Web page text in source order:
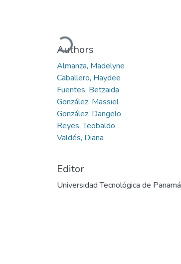
Cargando...
Authors
Almanza, Madelyne
Caballero, Haydee
Fuentes, Betzaida
González, Massiel
González, Dangelo
Reyes, Teobaldo
Valdés, Diana
Editor
Universidad Tecnológica de Panamá